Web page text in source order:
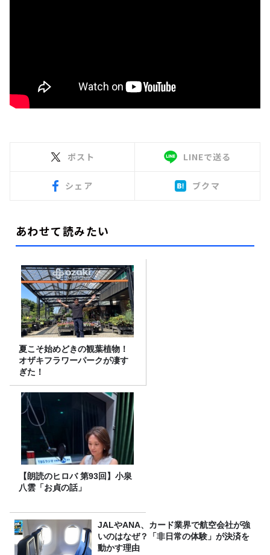
ポスト LINEで送る
シェア ブクマ
あわせて読みたい
夏こそ始めどきの観葉植物！
オザキフラワーパークが凄す
ぎた！
【朗読のヒロバ 第93回】小泉
八雲「お貞の話」
JALやANA、カード業界で航空会社が強
いのはなぜ？「非日常の体験」が決済を
動かす理由